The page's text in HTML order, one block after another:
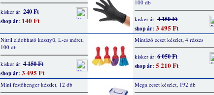
kisker ár: 240 Ft
shop ár: 140 Ft
100 db
kisker ár: 4 150 Ft
shop ár: 3 495 Ft
Nitril eldobható kesztyű, L-es méret,
100 db
kisker ár: 4 150 Ft
shop ár: 3 495 Ft
Mintázó ecset készlet, 4 részes
kisker ár: 6 050 Ft
shop ár: 5 210 Ft
Mini festőhenger készlet, 12 db Mega ecset készlet, 192 db